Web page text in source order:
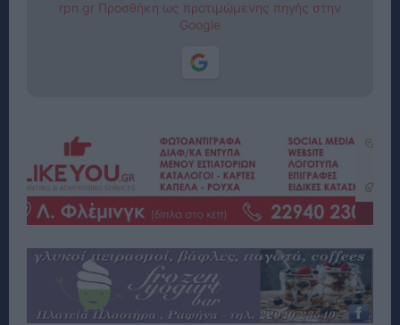
rpn.gr Προσθήκη ως προτιμώμενης πηγής στην
Google